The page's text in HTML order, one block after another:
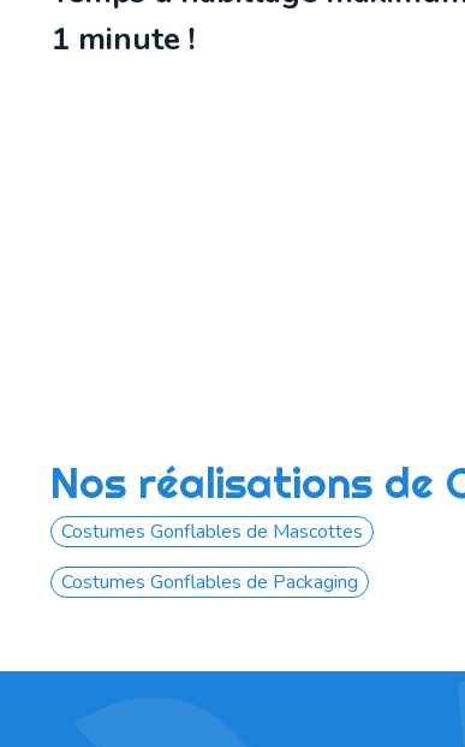
1 minute !
Nos réalisations de
Costumes Gonflables de Mascottes
Costumes Gonflables de Packaging